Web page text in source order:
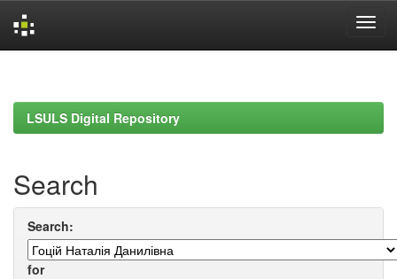
LSULS Digital Repository
Search
Search:
for